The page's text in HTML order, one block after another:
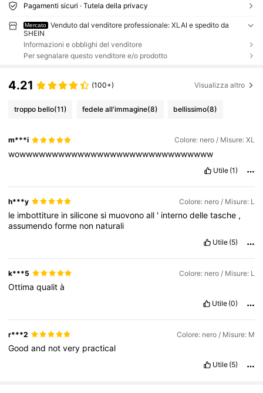
Pagamenti sicuri · Tutela della privacy
Mercato
Venduto dal venditore professionale: XLAI e spedito da
SHEIN
Informazioni e obblighi del venditore
Per segnalare questo venditore e/o prodotto
4.21 (100+) Visualizza altro
troppo bello(11) fedele all'immagine(8) bellissimo(8)
m***i Colore: nero / Misure: XL
wowwwwwwwwwwwwwwwwwwwwwwwwwwwwww
Utile (1)
h***y Colore: nero / Misure: L
le imbottiture insiliconesi muovonoall ' internodelletasche ,
assumendoforme non naturali
Utile (5)
k***5 Colore: nero / Misure: L
Ottimaqualità
Utile (0)
r***2 Colore: nero / Misure: M
Goodand notvery practical
Utile (5)